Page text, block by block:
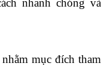
mục đích tham